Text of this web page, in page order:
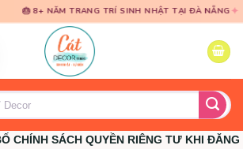
TRANG TRÍ SINH NHẬT TẠI ĐÀ NẴNG✦ 🎈 TƯ
CHÍNH SÁCH QUYỀN RIÊNG TƯ KHI ĐĂNG